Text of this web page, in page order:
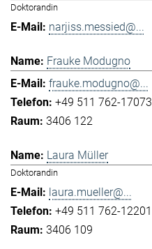
Doktorandin
narjiss.messied@...
Frauke Modugno
frauke.modugno@...
+49 511 762-17073
3406 122
Laura Müller
Doktorandin
laura.mueller@...
+49 511 762-12201
3406 109